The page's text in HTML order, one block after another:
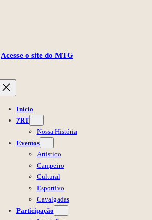
Acesse o site do MTG
Início
7RT
Nossa História
Eventos
Artístico
Campeiro
Cultural
Esportivo
Cavalgadas
Participação